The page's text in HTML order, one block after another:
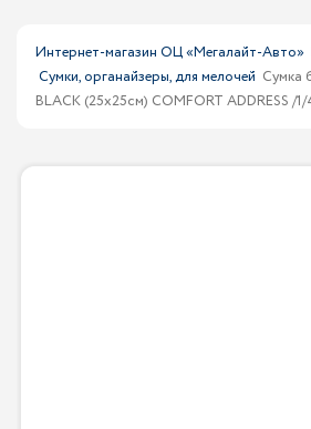
Интернет-магазин ОЦ «Мегалайт-Авто»
Сумки, органайзеры, для мелочей Сумка
BLACK (25х25см) COMFORT ADDRESS /